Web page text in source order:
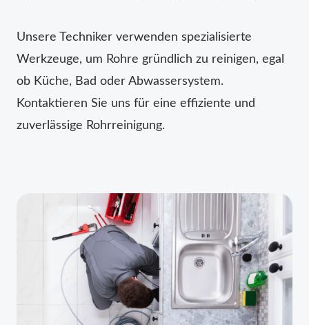
Unsere Techniker verwenden spezialisierte
Werkzeuge, um Rohre gründlich zu reinigen, egal
ob Küche, Bad oder Abwassersystem.
Kontaktieren Sie uns für eine effiziente und
zuverlässige Rohrreinigung.